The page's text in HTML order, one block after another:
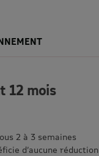
12 mois
2 à 3 semaines
d’aucune réduction